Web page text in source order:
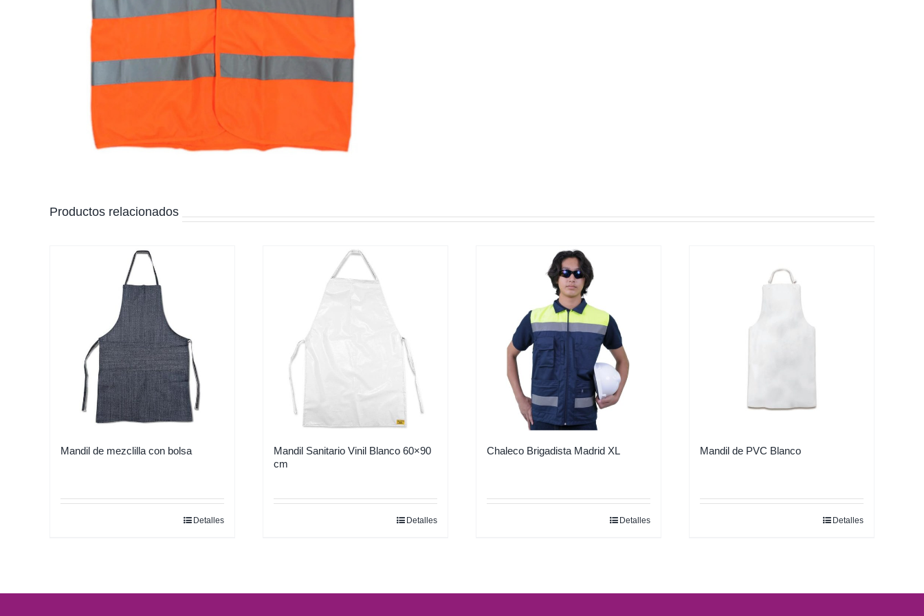
Productos relacionados
Mandil de mezclilla con bolsa
Detalles
Mandil Sanitario Vinil Blanco 60×90
cm
Detalles
Chaleco Brigadista Madrid XL
Detalles
Mandil de PVC Blanco
Detalles